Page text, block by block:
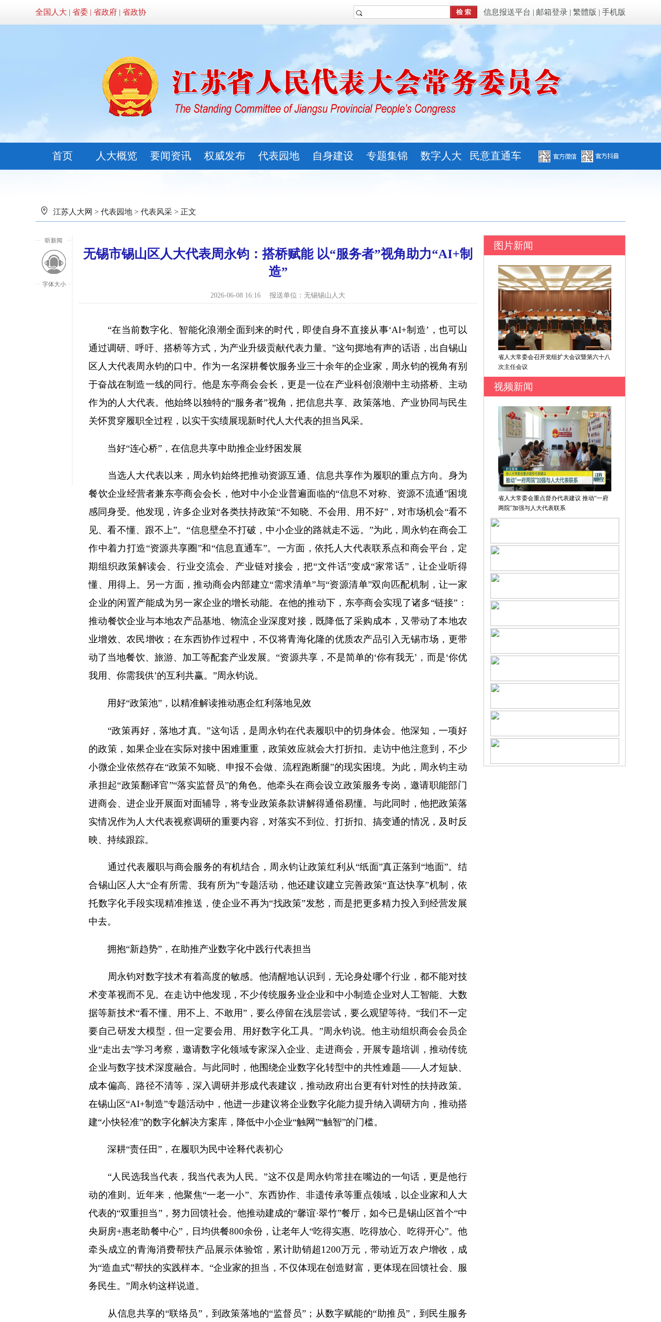
全国人大 | 省委 | 省政府 | 省政协 信息报送平台 | 邮箱登录 | 繁體版 | 手机版
首页 人大概览 要闻资讯 权威发布 代表园地 自身建设 专题集锦 数字人大 民意直通车
江苏人大网 > 代表园地 > 代表风采 > 正文
听新闻
字体大小
无锡市锡山区人大代表周永钧：搭桥赋能 以“服务者”视角助力“AI+制
造”
2026-06-08 16:16 报送单位： 无锡锡山人大
“在当前数字化、智能化浪潮全面到来的时代，即使自身不直接从事‘AI+制造’，也可以
通过调研、呼吁、搭桥等方式，为产业升级贡献代表力量。”这句掷地有声的话语，出自锡山
区人大代表周永钧的口中。作为一名深耕餐饮服务业三十余年的企业家，周永钧的视角有别
于奋战在制造一线的同行。他是东亭商会会长，更是一位在产业科创浪潮中主动搭桥、主动
作为的人大代表。他始终以独特的“服务者”视角，把信息共享、政策落地、产业协同与民生
关怀贯穿履职全过程，以实干实绩展现新时代人大代表的担当风采。
当好“连心桥”，在信息共享中助推企业纾困发展
当选人大代表以来，周永钧始终把推动资源互通、信息共享作为履职的重点方向。身为
餐饮企业经营者兼东亭商会会长，他对中小企业普遍面临的“信息不对称、资源不流通”困境
感同身受。他发现，许多企业对各类扶持政策“不知晓、不会用、用不好”，对市场机会“看不
见、看不懂、跟不上”。“信息壁垒不打破，中小企业的路就走不远。”为此，周永钧在商会工
作中着力打造“资源共享圈”和“信息直通车”。一方面，依托人大代表联系点和商会平台，定
期组织政策解读会、行业交流会、产业链对接会，把“文件话”变成“家常话”，让企业听得
懂、用得上。另一方面，推动商会内部建立“需求清单”与“资源清单”双向匹配机制，让一家
企业的闲置产能成为另一家企业的增长动能。在他的推动下，东亭商会实现了诸多“链接”：
推动餐饮企业与本地农产品基地、物流企业深度对接，既降低了采购成本，又带动了本地农
业增效、农民增收；在东西协作过程中，不仅将青海化隆的优质农产品引入无锡市场，更带
动了当地餐饮、旅游、加工等配套产业发展。“资源共享，不是简单的‘你有我无’，而是‘你优
我用、你需我供’的互利共赢。”周永钧说。
用好“政策池”，以精准解读推动惠企红利落地见效
“政策再好，落地才真。”这句话，是周永钧在代表履职中的切身体会。他深知，一项好
的政策，如果企业在实际对接中困难重重，政策效应就会大打折扣。走访中他注意到，不少
小微企业依然存在“政策不知晓、申报不会做、流程跑断腿”的现实困境。为此，周永钧主动
承担起“政策翻译官”“落实监督员”的角色。他牵头在商会设立政策服务专岗，邀请职能部门
进商会、进企业开展面对面辅导，将专业政策条款讲解得通俗易懂。与此同时，他把政策落
实情况作为人大代表视察调研的重要内容，对落实不到位、打折扣、搞变通的情况，及时反
映、持续跟踪。
通过代表履职与商会服务的有机结合，周永钧让政策红利从“纸面”真正落到“地面”。结
合锡山区人大“企有所需、我有所为”专题活动，他还建议建立完善政策“直达快享”机制，依
托数字化手段实现精准推送，使企业不再为“找政策”发愁，而是把更多精力投入到经营发展
中去。
拥抱“新趋势”，在助推产业数字化中践行代表担当
周永钧对数字技术有着高度的敏感。他清醒地认识到，无论身处哪个行业，都不能对技
术变革视而不见。在走访中他发现，不少传统服务业企业和中小制造企业对人工智能、大数
据等新技术“看不懂、用不上、不敢用”，要么停留在浅层尝试，要么观望等待。“我们不一定
要自己研发大模型，但一定要会用、用好数字化工具。”周永钧说。他主动组织商会会员企
业“走出去”学习考察，邀请数字化领域专家深入企业、走进商会，开展专题培训，推动传统
企业与数字技术深度融合。与此同时，他围绕企业数字化转型中的共性难题——人才短缺、
成本偏高、路径不清等，深入调研并形成代表建议，推动政府出台更有针对性的扶持政策。
在锡山区“AI+制造”专题活动中，他进一步建议将企业数字化能力提升纳入调研方向，推动搭
建“小快轻准”的数字化解决方案库，降低中小企业“触网”“触智”的门槛。
深耕“责任田”，在履职为民中诠释代表初心
“人民选我当代表，我当代表为人民。”这不仅是周永钧常挂在嘴边的一句话，更是他行
动的准则。近年来，他聚焦“一老一小”、东西协作、非遗传承等重点领域，以企业家和人大
代表的“双重担当”，努力回馈社会。他推动建成的“馨谊·翠竹”餐厅，如今已是锡山区首个“中
央厨房+惠老助餐中心”，日均供餐800余份，让老年人“吃得实惠、吃得放心、吃得开心”。他
牵头成立的青海消费帮扶产品展示体验馆，累计助销超1200万元，带动近万农户增收，成
为“造血式”帮扶的实践样本。“企业家的担当，不仅体现在创造财富，更体现在回馈社会、服
务民生。”周永钧这样说道。
从信息共享的“联络员”，到政策落地的“监督员”；从数字赋能的“助推员”，到民生服务
图片新闻
省人大常委会召开党组扩大会议暨第六十八
次主任会议
视频新闻
省人大常委会重点督办代表建议 推动“一府
两院”加强与人大代表联系